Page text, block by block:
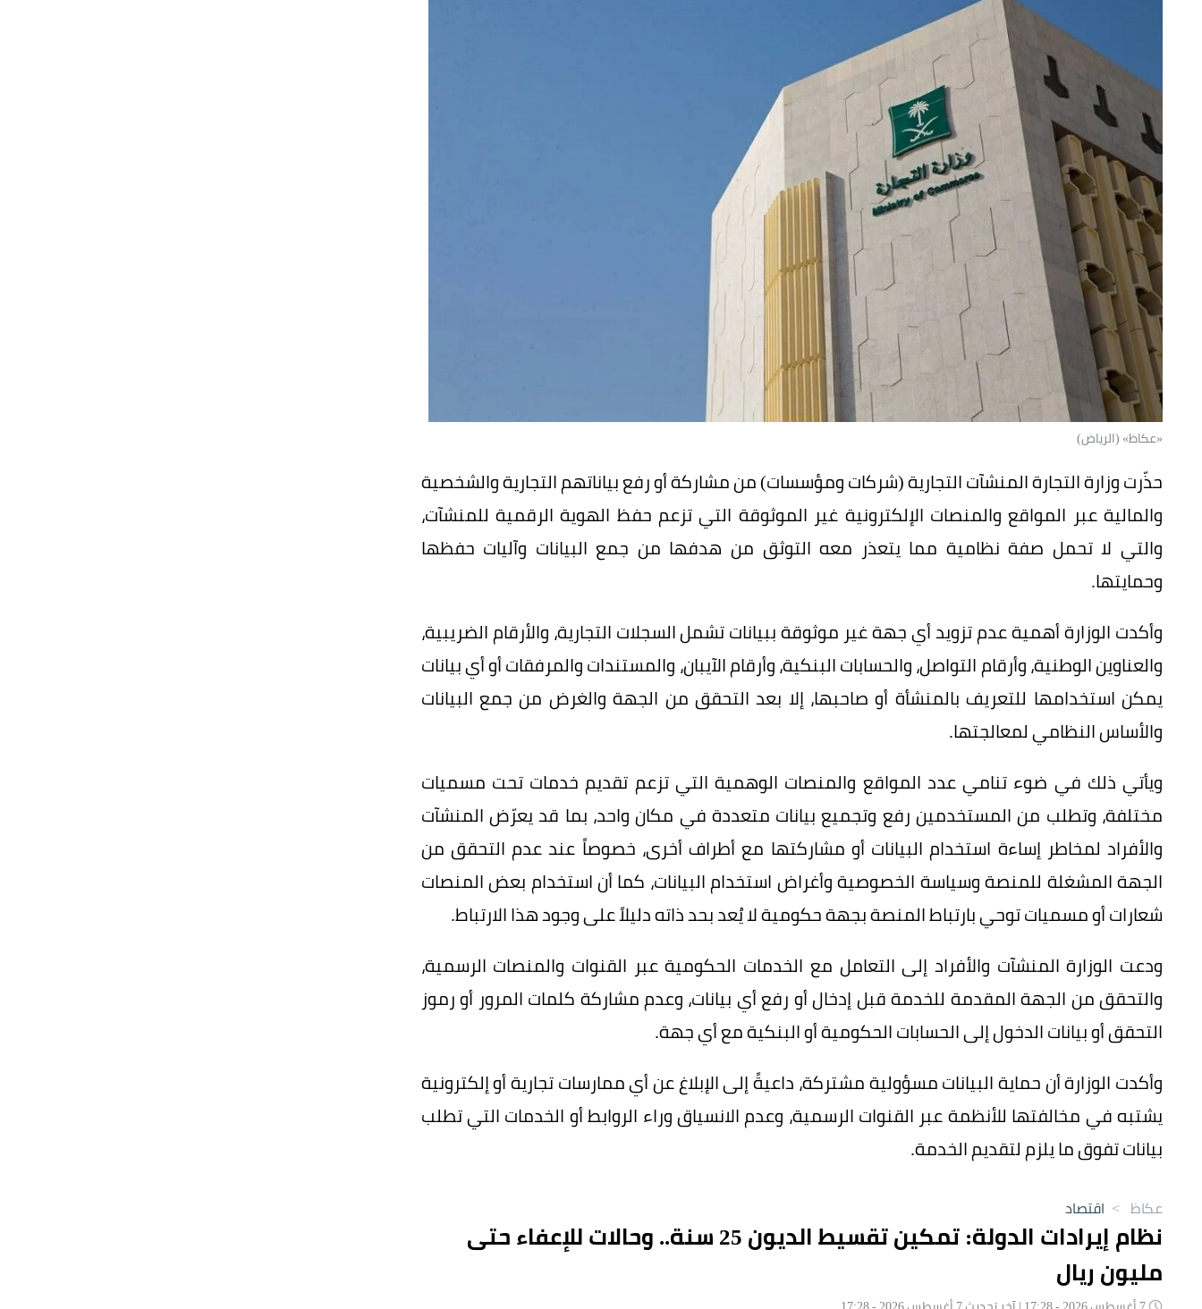
«عكاظ» (الرياض)
حذّرت وزارة التجارة المنشآت التجارية (شركات ومؤسسات) من مشاركة أو رفع بياناتهم التجارية والشخصية
والمالية عبر المواقع والمنصات الإلكترونية غير الموثوقة التي تزعم حفظ الهوية الرقمية للمنشآت،
والتي لا تحمل صفة نظامية مما يتعذر معه التوثق من هدفها من جمع البيانات وآليات حفظها
وحمايتها.
وأكدت الوزارة أهمية عدم تزويد أي جهة غير موثوقة ببيانات تشمل السجلات التجارية، والأرقام الضريبية،
والعناوين الوطنية، وأرقام التواصل، والحسابات البنكية، وأرقام الآيبان، والمستندات والمرفقات أو أي بيانات
يمكن استخدامها للتعريف بالمنشأة أو صاحبها، إلا بعد التحقق من الجهة والغرض من جمع البيانات
والأساس النظامي لمعالجتها.
ويأتي ذلك في ضوء تنامي عدد المواقع والمنصات الوهمية التي تزعم تقديم خدمات تحت مسميات
مختلفة، وتطلب من المستخدمين رفع وتجميع بيانات متعددة في مكان واحد، بما قد يعرّض المنشآت
والأفراد لمخاطر إساءة استخدام البيانات أو مشاركتها مع أطراف أخرى، خصوصاً عند عدم التحقق من
الجهة المشغلة للمنصة وسياسة الخصوصية وأغراض استخدام البيانات، كما أن استخدام بعض المنصات
شعارات أو مسميات توحي بارتباط المنصة بجهة حكومية لا يُعد بحد ذاته دليلاً على وجود هذا الارتباط.
ودعت الوزارة المنشآت والأفراد إلى التعامل مع الخدمات الحكومية عبر القنوات والمنصات الرسمية،
والتحقق من الجهة المقدمة للخدمة قبل إدخال أو رفع أي بيانات، وعدم مشاركة كلمات المرور أو رموز
التحقق أو بيانات الدخول إلى الحسابات الحكومية أو البنكية مع أي جهة.
وأكدت الوزارة أن حماية البيانات مسؤولية مشتركة، داعيةً إلى الإبلاغ عن أي ممارسات تجارية أو إلكترونية
يشتبه في مخالفتها للأنظمة عبر القنوات الرسمية، وعدم الانسياق وراء الروابط أو الخدمات التي تطلب
بيانات تفوق ما يلزم لتقديم الخدمة.
عكاظ > اقتصاد
نظام إيرادات الدولة: تمكين تقسيط الديون 25 سنة.. وحالات للإعفاء حتى
مليون ريال